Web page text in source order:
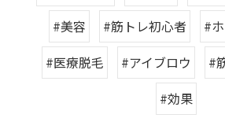
#美容
#筋トレ初心者
#
#医療脱毛
#アイブロウ #
#効果